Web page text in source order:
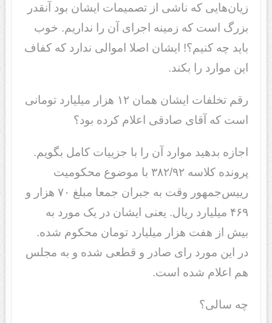
زیان‌هایی که ناشی از تصمیمات ایشان بود آنقدر
بزرگ است که زمینه اجرای آن را نداریم. خوب
باید چه کنیم؟! ایشان اصلا اموالی ندارد که کفاف
این موارد را بکند.
رقم تخلفات ایشان همان ١٢ هزار میلیارد تومانی
است که آقای صادقی اعلام کرده بود؟
اجازه بدهید موارد آن را با جزییات کامل بگویم.
پرونده کلاسه ٣٨٢/٩٢ با موضوع محکومیت
رییس‌جمهور وقت به جبران جمعا مبلغ ٧٠ هزار و
۴۶٩ میلیارد ریال. یعنی ایشان در یک مورد به
بیش از هفت هزار میلیارد تومان محکوم شده.
در این مورد رای صادر و قطعی شده و به مجلس
هم اعلام شده است.
چه سالی؟